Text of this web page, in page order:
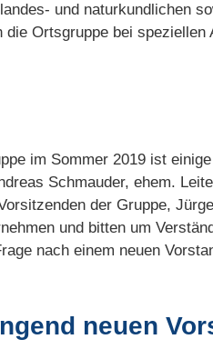
und naturkundlichen
Ortsgruppe bei
im Sommer 2019 ist
Schmauder, ehem.
der Gruppe,
und bitten um
nach einem neuen
neuen